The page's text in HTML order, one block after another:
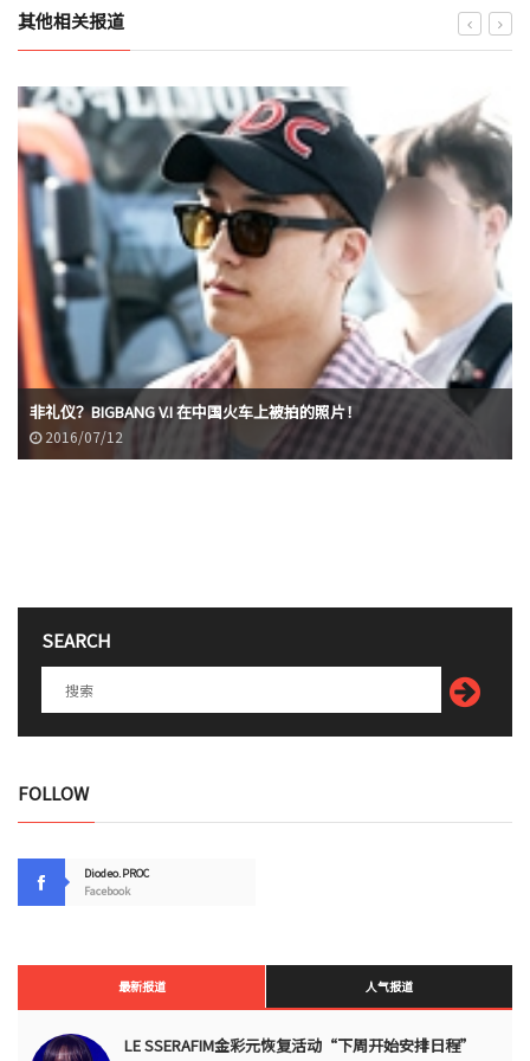
其他相关报道
非礼仪？BIGBANG V.I 在中国火车上被拍的照片！
2016/07/12
SEARCH
FOLLOW
Diodeo.PROC
Facebook
最新报道 人气报道
LE SSERAFIM金彩元恢复活动“下周开始安排日程”